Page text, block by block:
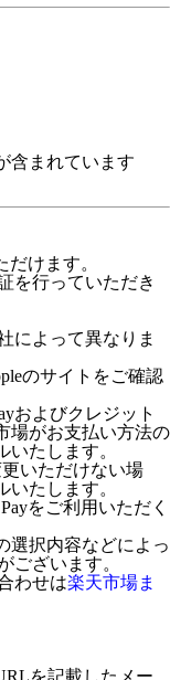
含まれています
だけます。
を行っていただき
によって異なりま
のサイトをご確認
およびクレジット
場がお支払い方法の
たします。
いただけない場
たします。
をご利用いただく
選択内容などによっ
ございます。
わせは楽天市場ま
を記載したメー